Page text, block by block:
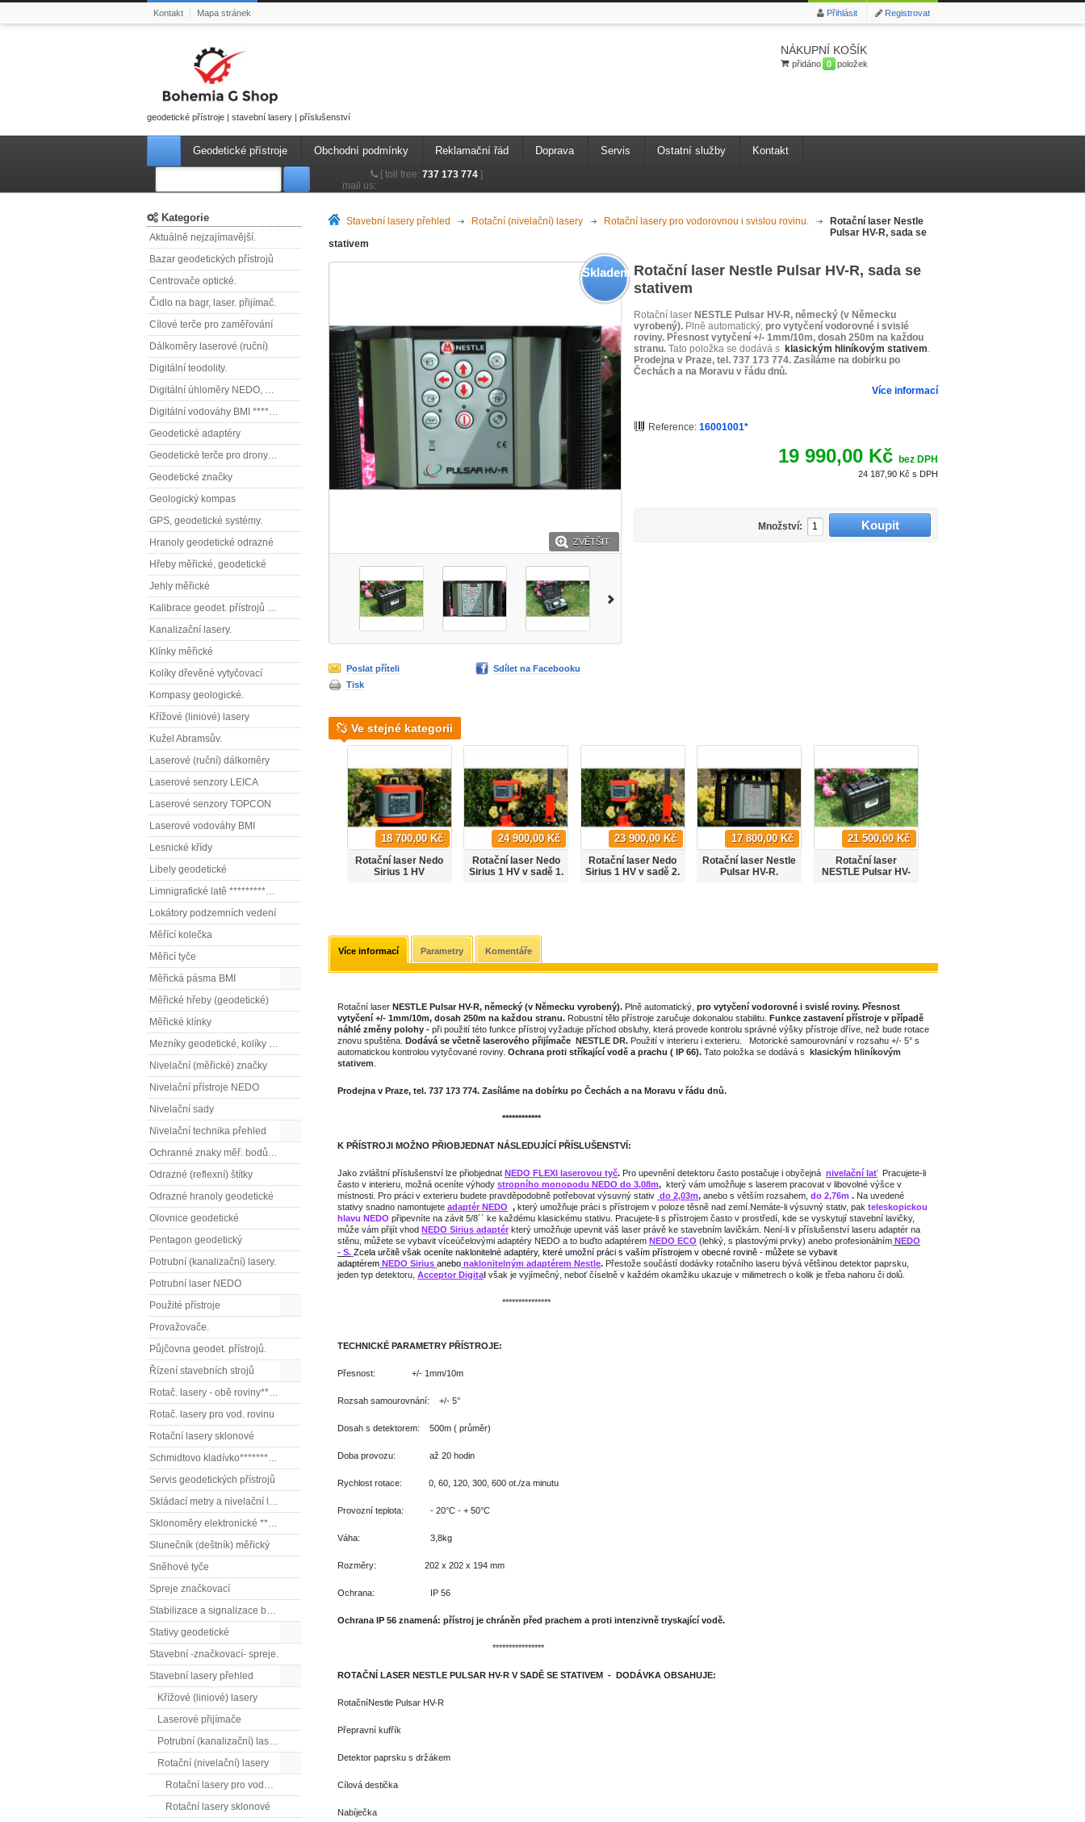
Kontakt Mapa stránek Registrovat
Přihlásit
geodetické přístroje | stavební lasery | příslušenství
NÁKUPNÍ KOŠÍK
přidáno 0 položek
Geodetické přístroje Obchodní podmínky Reklamační řád Doprava Servis Ostatní služby Kontakt
[toll free: 737 173 774]
mail us:
Kategorie
Aktuálně nejzajímavější.
Bazar geodetických přístrojů
Centrovače optické.
Čidlo na bagr, laser. přijímač.
Cílové terče pro zaměřování
Dálkoměry laserové (ruční)
Digitální teodolity.
Digitální úhloměry NEDO, NESTLE (elektronické úhloměry)
Digitální vodováhy BMI **** (elektronické vodováhy)
Geodetické adaptéry
Geodetické terče pro drony ( reflexní terčíky, štítky, terče pro fotogrammetrii)
Geodetické značky
Geologický kompas
GPS, geodetické systémy.
Hranoly geodetické odrazné
Hřeby měřické, geodetické
Jehly měřické
Kalibrace geodet. přístrojů a příslušenství.
Kanalizační lasery.
Klínky měřické
Kolíky dřevěné vytyčovací
Kompasy geologické.
Křížové (liniové) lasery
Kužel Abramsův.
Laserové (ruční) dálkoměry
Laserové senzory LEICA
Laserové senzory TOPCON
Laserové vodováhy BMI
Lesnické křídy
Libely geodetické
Limnigrafické latě ************( vodočetné latě)
Lokátory podzemních vedení
Měřící kolečka
Měřicí tyče
Měřická pásma BMI
Měřické hřeby (geodetické)
Měřické klínky
Mezníky geodetické, kolíky vytyčovací
Nivelační (měřické) značky
Nivelační přístroje NEDO
Nivelační sady
Nivelační technika přehled
Ochranné znaky měř. bodů OTZ - (signalizační, ochranné tyče)
Odrazné (reflexní) štítky
Odrazné hranoly geodetické
Olovnice geodetické
Pentagon geodetický
Potrubní (kanalizační) lasery.
Potrubní laser NEDO
Použité přístroje
Provažovače.
Půjčovna geodet. přístrojů.
Řízení stavebních strojů
Rotač. lasery - obě roviny** (vodorovnou a svislou rovinu)
Rotač. lasery pro vod. rovinu
Rotační lasery sklonové
Schmidtovo kladívko******** (tvrdoměr, zkoušky betonu).)
Servis geodetických přístrojů
Skládací metry a nivelační latě
Sklonoměry elektronické **** (digitální vodováhy, sklonové lasery)
Slunečník (deštník) měřický
Sněhové tyče
Spreje značkovací
Stabilizace a signalizace bodů
Stativy geodetické
Stavební -značkovací- spreje.
Stavební lasery přehled
Křížové (liniové) lasery
Laserové přijímače
Potrubní (kanalizační) lasery
Rotační (nivelační) lasery
Rotační lasery pro vodorovnou i svislou rovinu.
Rotační lasery sklonové
Stavební lasery přehled >Rotační (nivelační) lasery >Rotační lasery pro vodorovnou i svislou rovinu. >Rotační laser Nestle
Pulsar HV-R, sada se
stativem
Skladem
ZVĚTŠIT
Poslat příteli
Sdílet na Facebooku
Tisk
Rotační laser Nestle Pulsar HV-R, sada se
stativem
Rotační laserNESTLE Pulsar HV-R, německý (v Německu
vyrobený). Plně automatický,pro vytyčení vodorovné i svislé
roviny. Přesnost vytyčení +/- 1mm/10m, dosah 250m na každou
stranu. Tato položka se dodává s klasickým hliníkovým stativem.
Prodejna v Praze, tel. 737 173 774. Zasíláme na dobírku po
Čechách a na Moravu v řádu dnů.
Více informací
Reference: 16001001*
19 990,00 Kč bez DPH
24 187,90 Kč s DPH
Množství:
Ve stejné kategorii
18 700,00 Kč
Rotační laser Nedo
Sirius 1 HV
24 900,00 Kč
Rotační laser Nedo
Sirius 1 HV v sadě 1.
23 900,00 Kč
Rotační laser Nedo
Sirius 1 HV v sadě 2.
17 800,00 Kč
Rotační laser Nestle
Pulsar HV-R.
21 500,00 Kč
Rotační laser
NESTLE Pulsar HV-
Více informací Parametry Komentáře
Rotační laserNESTLE Pulsar HV-R, německý (v Německu vyrobený). Plně automatický, pro vytyčení vodorovné i svislé roviny. Přesnost
vytyčení +/- 1mm/10m, dosah 250m na každou stranu. Robustní tělo přístroje zaručuje dokonalou stabilitu. Funkce zastavení přístroje v případě
náhlé změny polohy - při použití této funkce přístroj vyžaduje příchod obsluhy, která provede kontrolu správné výšky přístroje dříve, než bude rotace
znovu spuštěna. Dodává se včetně laserového přijímače NESTLE DR. Použití v interieru i exterieru. Motorické samourovnání v rozsahu +/- 5° s
automatickou kontrolou vytyčované roviny. Ochrana proti stříkající vodě a prachu ( IP 66).Tato položka se dodává s klasickým hliníkovým
stativem
Prodejna v Praze, tel. 737 173 774. Zasíláme na dobírku po Čechách a na Moravu v řádu dnů.
************
K PŘÍSTROJI MOŽNO PŘIOBJEDNAT NÁSLEDUJÍCÍ PŘÍSLUŠENSTVÍ:
Jako zvláštní příslušenství lze přiobjednat NEDO FLEXI laserovou tyč.Pro upevnění detektoru často postačuje i obyčejná nivelační laťPracujete-li
často v interieru, možná oceníte výhody stropního monopodu NEDO do 3,08m,který vám umožňuje s laserem pracovat v libovolné výšce v
místnosti. Pro práci v exterieru budete pravděpodobně potřebovat výsuvný stativ do 2,03m,anebo s větším rozsahem, do2,76m . Na uvedené
stativy snadno namontujete adaptér NEDO , který umožňuje práci s přístrojem v poloze těsně nad zemí.Nemáte-li výsuvný stativ, pak teleskopickou
hlavu NEDO připevníte na závit 5/8´´ ke každému klasickému stativu. Pracujete-li s přístrojem často v prostředí, kde se vyskytují stavební lavičky,
může vám přijít vhod NEDO Siriusadaptér který umožňuje upevnit váš laser právě ke stavebním lavičkám. Není-li v příslušenství laseru adaptér na
stěnu, můžete se vybavit víceúčelovými adaptéry NEDO a to buďto adaptérem NEDO ECO (lehký, s plastovými prvky) anebo profesionálním NEDO
-S. Zcela určitě však oceníte naklonitelné adaptéry, které umožní práci s vaším přístrojem v obecné rovině - můžete se vybavit
adaptérem NEDO Sirius anebo naklonitelným adaptérem Nestle. Přestože součástí dodávky rotačního laseru bývá většinou detektor paprsku,
jeden typ detektoru, AcceptorDigitalvšak je vyjímečný, neboť číselně v každém okamžiku ukazuje v milimetrech o kolik je třeba nahoru či dolů.
***************
TECHNICKÉ PARAMETRY PŘÍSTROJE:
Přesnost: +/- 1mm/10m
Rozsah samourovnání: +/- 5°
Dosah s detektorem: 500m ( průměr)
Doba provozu: až 20 hodin
Rychlost rotace: 0, 60, 120, 300, 600 ot./za minutu
Provozní teplota: - 20°C - + 50°C
Váha: 3,8kg
Rozměry: 202 x 202 x 194 mm
Ochrana: IP 56
Ochrana IP 56 znamená: přístroj je chráněn před prachem a proti intenzivně tryskající vodě.
****************
ROTAČNÍ LASER NESTLE PULSAR HV-R V SADĚ SE STATIVEM - DODÁVKA OBSAHUJE:
RotačníNestle Pulsar HV-R
Přepravní kufřík
Detektor paprsku s držákem
Cílová destička
Nabíječka